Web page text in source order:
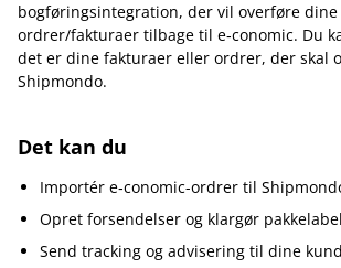
bogføringsintegration, der vil overføre
ordrer/fakturaer tilbage til e‑conomic. Du
det er dine fakturaer eller ordrer, der skal
Shipmondo.
Det kan du
Importér e‑conomic-ordrer til
Opret forsendelser og klargør
Send tracking og advisering til dine